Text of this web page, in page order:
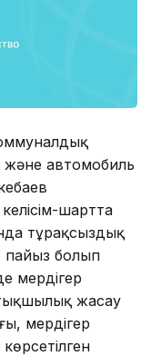
автомобиль
шартта
тұрақсыздық
пайыз болып
мердігер
жасау
мердігер